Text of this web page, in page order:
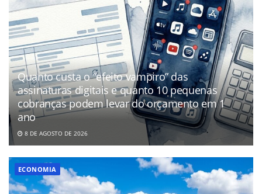
Quanto custa o “efeito vampiro” das
assinaturas digitais e quanto 10 pequenas
cobranças podem levar do orçamento em 1
ano
8 DE AGOSTO DE 2026
ECONOMIA